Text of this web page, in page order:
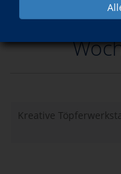
Kreative